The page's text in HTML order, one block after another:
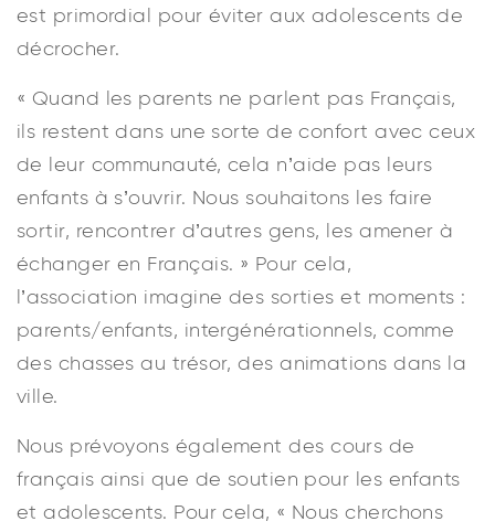
est primordial pour éviter aux adolescents de
décrocher.
« Quand les parents ne parlent pas Français,
ils restent dans une sorte de confort avec ceux
de leur communauté, cela n’aide pas leurs
enfants à s’ouvrir. Nous souhaitons les faire
sortir, rencontrer d’autres gens, les amener à
échanger en Français. » Pour cela,
l’association imagine des sorties et moments :
parents/enfants, intergénérationnels, comme
des chasses au trésor, des animations dans la
ville.
Nous prévoyons également des cours de
français ainsi que de soutien pour les enfants
et adolescents. Pour cela, « Nous cherchons